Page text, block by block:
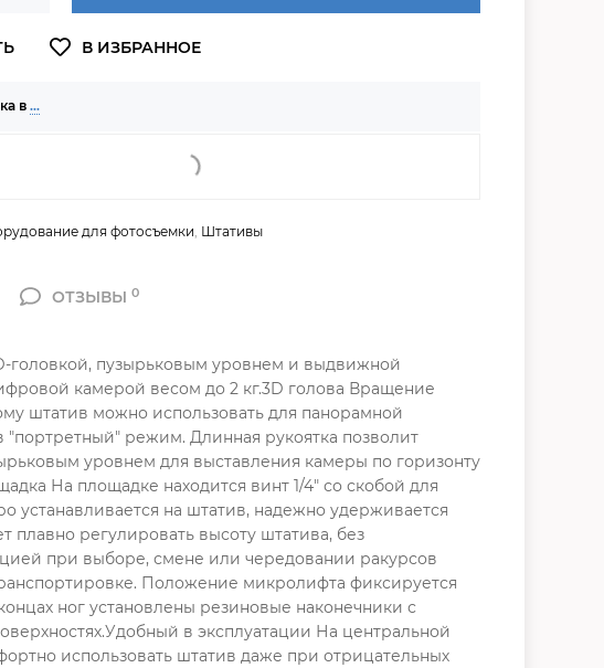
в …
для фотосъемки Штативы
ОТЗЫВЫ 0
головкой, пузырьковым уровнем и выдвижной
камерой весом до 2 кг.3D голова Вращение
штатив можно использовать для панорамной
"портретный" режим. Длинная рукоятка позволит
уровнем для выставления камеры по горизонту
На площадке находится винт 1/4" со скобой для
устанавливается на штатив, надежно удерживается
регулировать высоту штатива, без
при выборе, смене или чередовании ракурсов
Положение микролифта фиксируется
ног установлены резиновые наконечники с
в эксплуатации На центральной
использовать штатив даже при отрицательных